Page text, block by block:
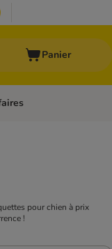
Panier
Marques
pour chien à prix
!